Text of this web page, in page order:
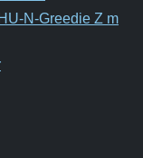
HU-N-Greedie Z m